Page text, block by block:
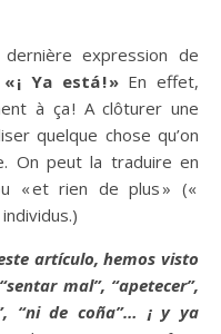
expression de
« ¡ Ya está ! »En effet,
à ça ! A clôturer une
quelque chose qu’on
On peut la traduire en
« et rien de plus » («
artículo, hemos visto
mal”, “apetecer”,
“ni de coña”… ¡ y ya